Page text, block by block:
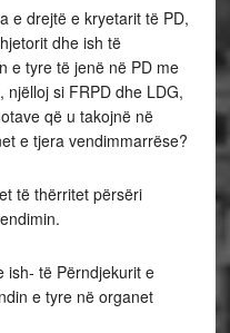
e drejtë e kryetarit të PD,
dhe ish të
e tyre të jenë në PD me
si FRPD dhe LDG,
që u takojnë në
e tjera vendimmarrëse?
të thërritet përsëri
ish- të Përndjekurit e
e tyre në organet